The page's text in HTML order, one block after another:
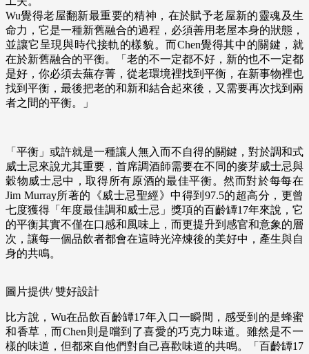
Wu覺得老屋翻新最重要的精神，在於賦予老屋新的靈魂及生
命力，它是一種新舊融合的過程，必須善用老屋本身的狀態，
並讓它呈現與時代接軌的樣貌。而Chen覺得其中的關鍵，就
在於新舊融合的平衡。「老的不一定都不好，新的也不一定都
是好，你必須去蕪存菁，從老環境裡找到平衡，在新事物裡也
找到平衡，最後把老的和新和結合起來後，又需要再次找到兩
者之間的平衡。」
「平衡」或許就是一種讓人無入而不自得的關鍵，對於調和式
威士忌來說尤其重要，首席調酒師需要在不同的麥芽威士忌與
穀物威士忌中，取得所有原酒的最佳平衡。然而對於每每在
Jim Murray所著的《威士忌聖經》中得到97.5的超高分，更曾
七度獲得「年度最佳調和威士忌」獎項的百齡罈17年來說，它
的平衡其實不僅在口感和風味上，而更提升到感官和意象的層
次，讓每一個品飲者都會在這時光淬煉後的美好中，產生與自
身的共鳴。
圖片提供/ 雙好設計
比方說，Wu在品飲百齡罈17年入口一瞬間，感受到的是蜂蜜
和香草，而Chen則是嚐到了喜愛的巧克力味道。雖然是不一
樣的味道，但都來自他們對自己喜歡味道的共鳴。「百齡罈17